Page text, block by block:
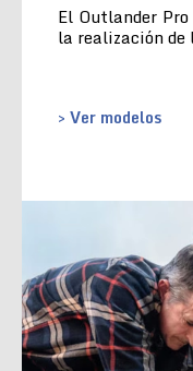
El Outlander
la realización de
> Ver modelos